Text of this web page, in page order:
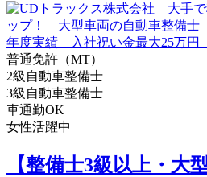
普通免許（MT）
2級自動車整備士
3級自動車整備士
車通勤OK
女性活躍中
【整備士3級以上・大